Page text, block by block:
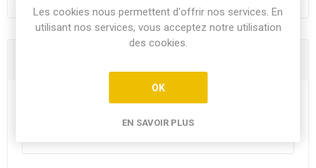
Les cookies nous permettent d'offrir nos services. En
utilisant nos services, vous acceptez notre utilisation
des cookies.
OK
EN SAVOIR PLUS